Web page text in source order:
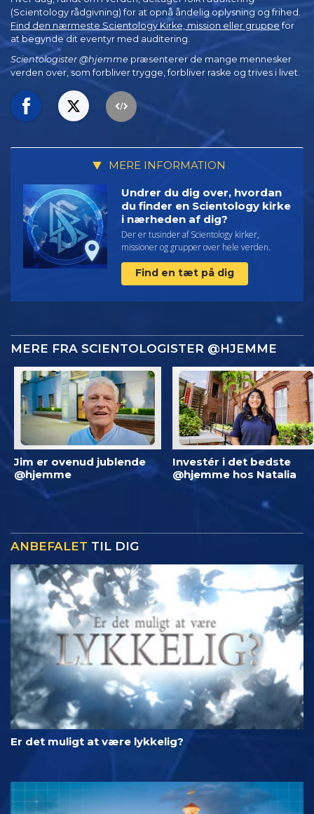
(Scientology rådgivning) for at opnå åndelig oplysning og frihed.
Find den nærmeste Scientology Kirke, mission eller gruppe for
at begynde dit eventyr med auditering.
Scientologister @hjemme præsenterer de mange mennesker
verden over, som forbliver trygge, forbliver raske og trives i livet.
MERE INFORMATION
Undrer du dig over, hvordan
du finder en Scientology kirke
i nærheden af dig?
Der er tusinder af Scientology kirker,
missioner og grupper over hele verden.
Find en tæt på dig
MERE FRA SCIENTOLOGISTER @HJEMME
Jim er ovenud jublende
@hjemme
Investér i det bedste
@hjemme hos Natalia
ANBEFALET TIL DIG
Er det muligt at være lykkelig?